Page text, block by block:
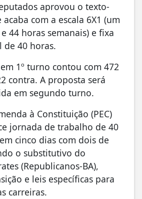
aprovou o texto-
acaba com a escala 6X1 (um
44 horas semanais) e fixa
de 40 horas.
1º turno contou com 472
contra. A proposta será
em segundo turno.
à Constituição (PEC)
jornada de trabalho de 40
cinco dias com dois de
o substitutivo do
(Republicanos-BA),
e leis específicas para
carreiras.